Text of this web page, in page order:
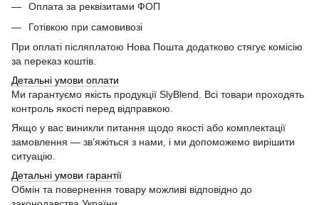
Оплата за реквізитами ФОП
Готівкою при самовивозі
При оплаті післяплатою Нова Пошта додатково стягує комісію
за переказ коштів.
Детальні умови оплати
Ми гарантуємо якість продукції SlyBlend. Всі товари проходять
контроль якості перед відправкою.
Якщо у вас виникли питання щодо якості або комплектації
замовлення — зв’яжіться з нами, і ми допоможемо вирішити
ситуацію.
Детальні умови гарантії
Обмін та повернення товару можливі відповідно до